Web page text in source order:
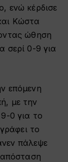
ενώ κέρδισε
Κώστα
ώθηση
σερί 0-9 για
επόμενη
με την
0 για το
το
πάλεψε
απόσταση